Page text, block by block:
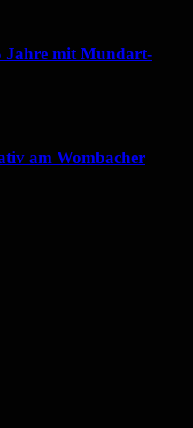
Jahre mit Mundart-
am Wombacher